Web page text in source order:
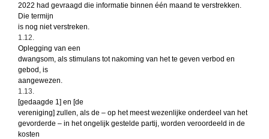
2022 had gevraagd die informatie binnen één maand te verstrekken.
Die termijn
is nog niet verstreken.
1.12.
Oplegging van een
dwangsom, als stimulans tot nakoming van het te geven verbod en
gebod, is
aangewezen.
1.13.
[gedaagde 1] en [de
vereniging] zullen, als de – op het meest wezenlijke onderdeel van het
gevorderde – in het ongelijk gestelde partij, worden veroordeeld in de
kosten